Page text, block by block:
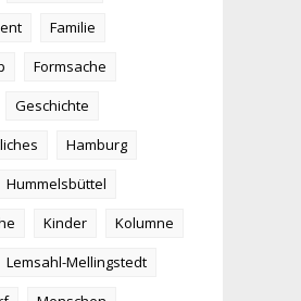
Familie
Formsache
Geschichte
Hamburg
Hummelsbüttel
Kinder
Kolumne
Lemsahl-Mellingstedt